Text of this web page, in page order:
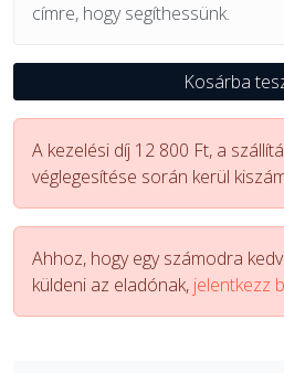
címre, hogy segíthessünk.
Kosárba
A kezelési díj 12 800 Ft, a
véglegesítése során kerül
Ahhoz, hogy egy számodra
küldeni az eladónak, jelentkezz